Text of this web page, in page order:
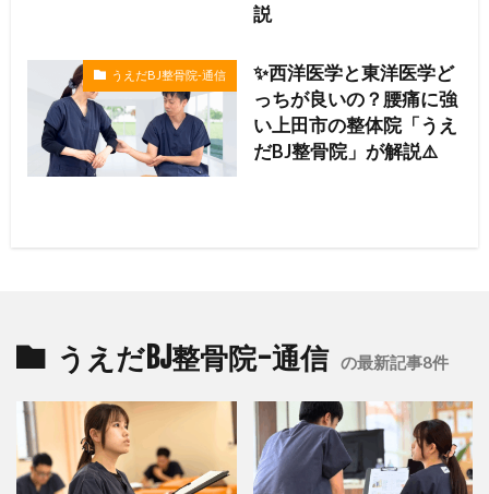
説
うえだBJ整骨院-通信
✨西洋医学と東洋医学ど
っちが良いの？腰痛に強
い上田市の整体院「うえ
だBJ整骨院」が解説⚠️
うえだBJ整骨院-通信 の最新記事8件